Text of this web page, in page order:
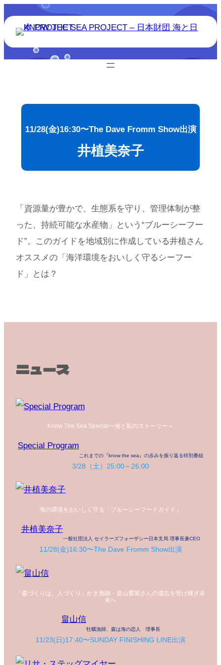
11/28(金)16:30〜The Dave Fromm Show出演
井植美奈子
「資源量が豊かで、生態系を守り、管理体制が整
った、持続可能な水産物」という“ブルーシーフー
ド”。このガイドを地域別に作成している井植さん
オススメの「海洋環境をおいしく守るシーフー
ド」とは？
ニュース
Know The Sea Special〜海と私のストーリー～
Special Program
これまでの『know the sea』の歩みを振り返る特別番組
3/28（土）25:00～26:00
海の環境をおいしく守る「ブルーシーフードガイド」
井植美奈子
一般社団法人 セイラーズフォーザシー日本支局 理事長兼CEO
11/28(金)16:30〜The Dave Fromm Show出演
「森づくりは、人づくり」かき漁師・畠山重篤さんの遺志を受け継ぎ未
来へ
畠山信
牡蠣漁師、森は海の恋人 理事長
11/23(日)17:40〜SUNDAY FINISHING LINE出演